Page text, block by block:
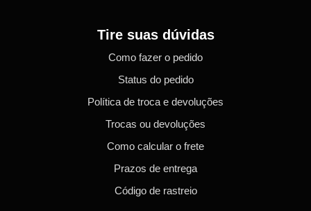
Tire suas dúvidas
Como fazer o pedido
Status do pedido
Política de troca e devoluções
Trocas ou devoluções
Como calcular o frete
Prazos de entrega
Código de rastreio